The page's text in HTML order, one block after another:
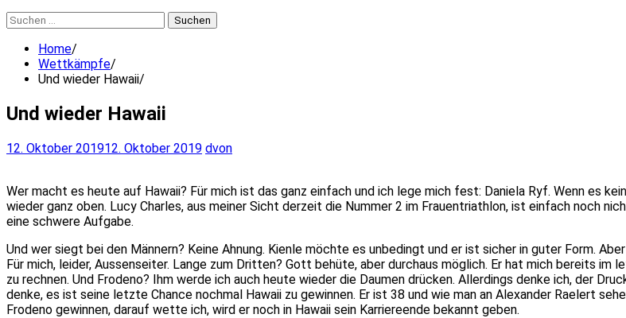
Suchen
nach:
Home
Wettkämpfe
Und wieder Hawaii
Und wieder Hawaii
12. Oktober 201912. Oktober 2019 dvon
Wer macht es heute auf Hawaii? Für mich ist das ganz einfach und ich lege mich fest: Daniela Ryf. Wenn es
wieder ganz oben. Lucy Charles, aus meiner Sicht derzeit die Nummer 2 im Frauentriathlon, ist einfach noch
eine schwere Aufgabe.
Und wer siegt bei den Männern? Keine Ahnung. Kienle möchte es unbedingt und er ist sicher in guter Form.
Für mich, leider, Aussenseiter. Lange zum Dritten? Gott behüte, aber durchaus möglich. Er hat mich bereits
zu rechnen. Und Frodeno? Ihm werde ich auch heute wieder die Daumen drücken. Allerdings denke ich, der
denke, es ist seine letzte Chance nochmal Hawaii zu gewinnen. Er ist 38 und wie man an Alexander Raelert
Frodeno gewinnen, darauf wette ich, wird er noch in Hawaii sein Karriereende bekannt geben.